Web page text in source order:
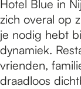
Hotel Blue in
zich overal op
je nodig hebt
dynamiek.
vrienden,
draadloos